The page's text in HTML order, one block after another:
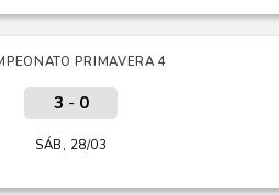
PRIMAVERA 4
3 - 0
SÁB, 28/03